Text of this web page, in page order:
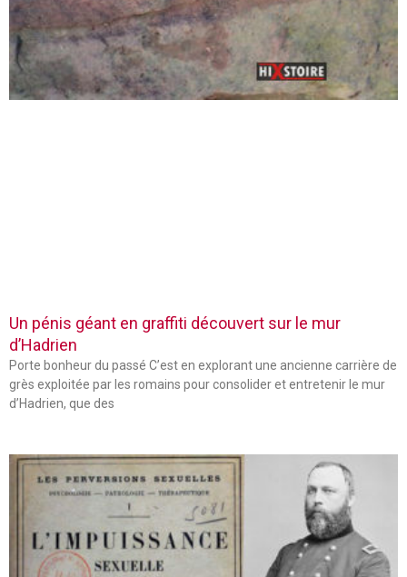
Un pénis géant en graffiti découvert sur le mur
d’Hadrien
Porte bonheur du passé C’est en explorant une ancienne carrière de
grès exploitée par les romains pour consolider et entretenir le mur
d’Hadrien, que des